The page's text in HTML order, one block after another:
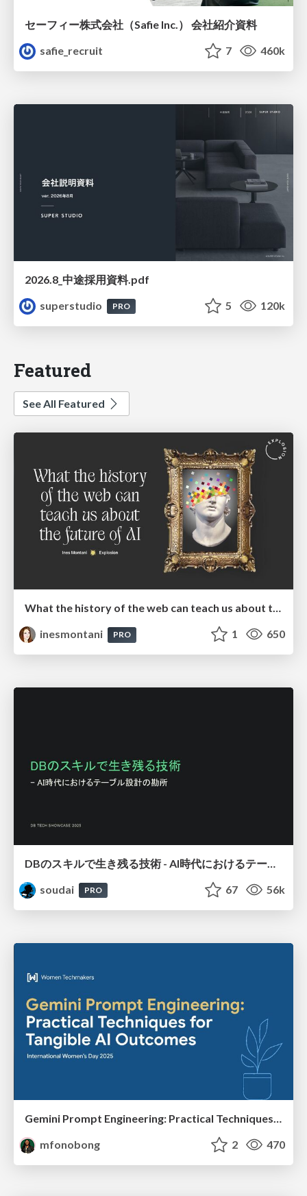
セーフィー株式会社（Safie Inc.） 会社紹介資料
safie_recruit
7 460k
2026.8_中途採用資料.pdf
superstudio
PRO 5 120k
Featured
See All Featured
What the history of the web can teach us about the future of AI
inesmontani
PRO 1 650
DBのスキルで生き残る技術 - AI時代におけるテーブル設計の勘所
soudai
PRO 67 56k
Gemini Prompt Engineering: Practical Techniques for Tangible AI Outcomes
mfonobong
2 470